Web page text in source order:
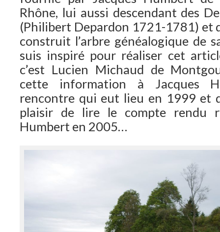
Rhône, lui aussi descendant des
(Philibert Depardon 1721-1781) et
construit l’arbre généalogique de
suis inspiré pour réaliser cet
c’est Lucien Michaud de
cette information à Jacques
rencontre qui eut lieu en 1999 et
plaisir de lire le compte rendu
Humbert en 2005…